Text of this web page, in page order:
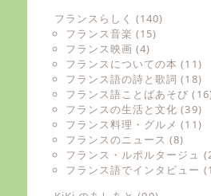
フランスらしく (140)
フランス音楽 (15)
フランス映画 (4)
フランスについての本 (11)
フランス語の詩と歌詞 (18)
フランス語ことばあそび
フランスの生活と文化 (39)
フランス料理・グルメ (11)
フランスのニュース (8)
フランス・ルポルタージュ
フランス語でインタビュー